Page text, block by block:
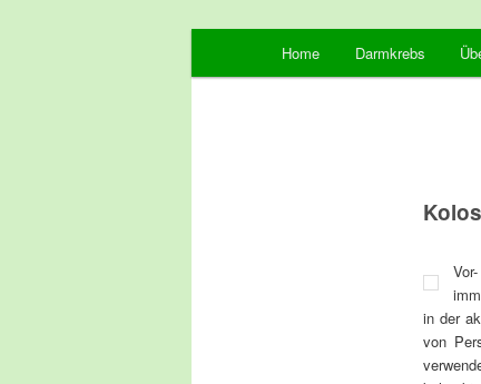
Vorsorge und
Zum Inhalt wechseln
Zum sekundären Inhalt
Home Darmkrebs
in der
von